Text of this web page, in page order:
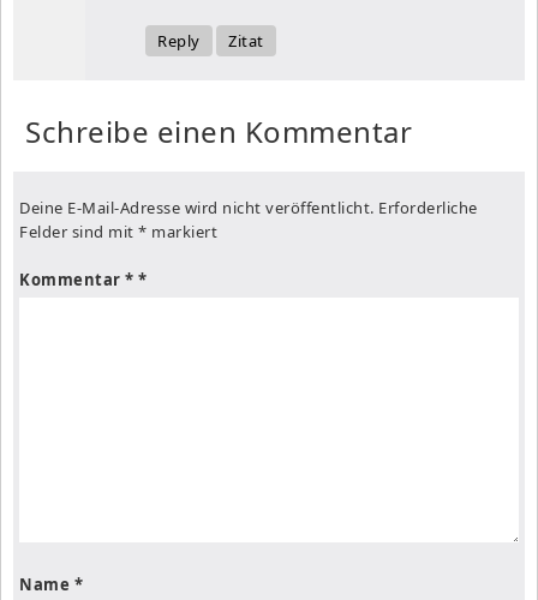
Reply Zitat
Schreibe einen Kommentar
Deine E-Mail-Adresse wird nicht veröffentlicht. Erforderliche
Felder sind mit * markiert
Kommentar *
Name *